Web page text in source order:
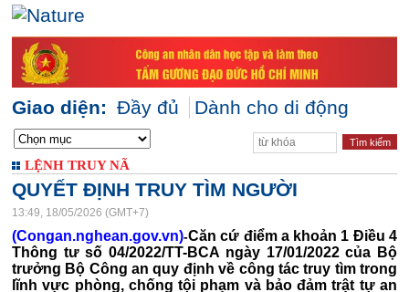
Giao diện: Đầy đủ Dành cho di động
LỆNH TRUY NÃ
QUYẾT ĐỊNH TRUY TÌM NGƯỜI
13:49, 18/05/2026 (GMT+7)
(Congan.nghean.gov.vn)-Căn cứ điểm a khoản 1 Điều 4
Thông tư số 04/2022/TT-BCA ngày 17/01/2022 của Bộ
trưởng Bộ Công an quy định về công tác truy tìm trong
lĩnh vực phòng, chống tội phạm và bảo đảmtrật tự an